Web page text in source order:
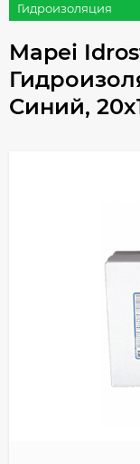
Гидроизоляция
Mapei
Синий,